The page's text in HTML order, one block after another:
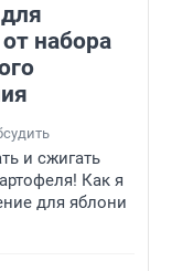
набора
и сжигать
Как я
для яблони